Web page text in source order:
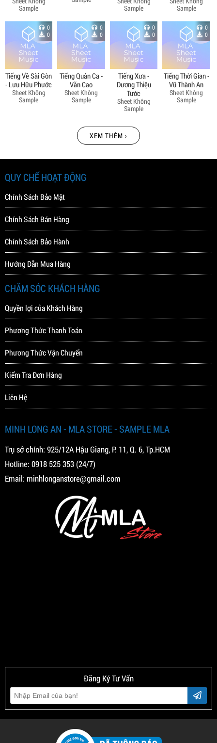
Sample Sample Sample
0
0
Tiếng Về Sài Gòn
- Lưu Hữu Phước
Sheet Không
Sample
0
0
Tiếng Quân Ca -
Văn Cao
Sheet Không
Sample
0
0
Tiếng Xưa -
Dương Thiệu
Tước
Sheet Không
Sample
0
0
Tiếng Thời Gian -
Vũ Thành An
Sheet Không
Sample
XEM THÊM ›
QUY CHẾ HOẠT ĐỘNG
Chính Sách Bảo Mật
Chính Sách Bán Hàng
Chính Sách Bảo Hành
Hướng Dẫn Mua Hàng
CHĂM SÓC KHÁCH HÀNG
Quyền lợi của Khách Hàng
Phương Thức Thanh Toán
Phương Thức Vận Chuyển
Kiểm Tra Đơn Hàng
Liên Hệ
MINH LONG AN - MLA STORE - SAMPLE MLA
Trụ sở chính: 925/12A Hậu Giang, P. 11, Q. 6, Tp.HCM
Hotline: 0918 525 353 (24/7)
Email: minhlonganstore@gmail.com
Đăng Ký Tư Vấn